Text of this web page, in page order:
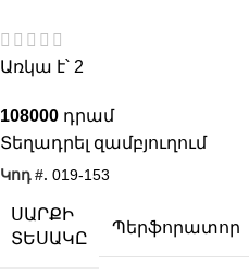
Առկա է՝ 2
108000
Տեղադրել զամբյուղում
Կոդ #. 019-153
ՍԱՐՔԻ
ՏԵՍԱԿԸ
Պերֆորատոր